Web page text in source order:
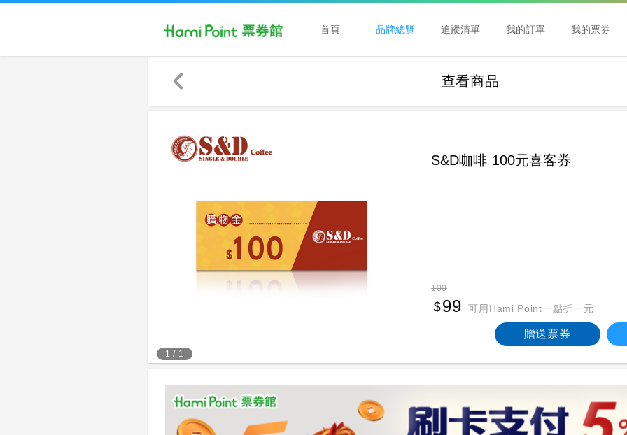
首頁 品牌總覽 追蹤清單 我的訂單 我的票券
查看商品
1 / 1
S&D咖啡 100元喜客券
100
99 可用Hami Point一點折一元
贈送票券